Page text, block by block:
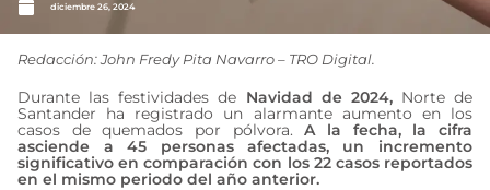
diciembre 26, 2024
Redacción: John Fredy Pita Navarro – TRO Digital.
Durante las festividades de Navidad de 2024,Norte de
Santander ha registrado un alarmante aumento en los
casos de quemados por pólvora.A la fecha, la cifra
asciende a 45 personas afectadas, un incremento
significativo en comparación con los 22 casos reportados
en el mismo periodo del año anterior.